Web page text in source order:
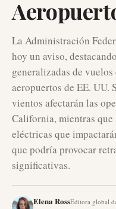
La Administración
hoy un aviso,
generalizadas de
aeropuertos de EE. UU.
vientos afectarán las
California, mientras
eléctricas que
que podría provocar
significativas.
Elena RossEditora global